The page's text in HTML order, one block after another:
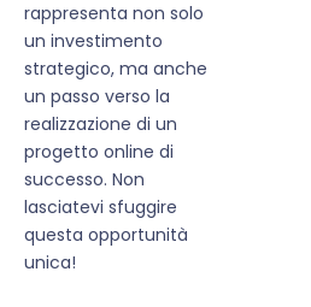
rappresenta non solo
un investimento
strategico, ma anche
un passo verso la
realizzazione di un
progetto online di
successo. Non
lasciatevi sfuggire
questa opportunità
unica!